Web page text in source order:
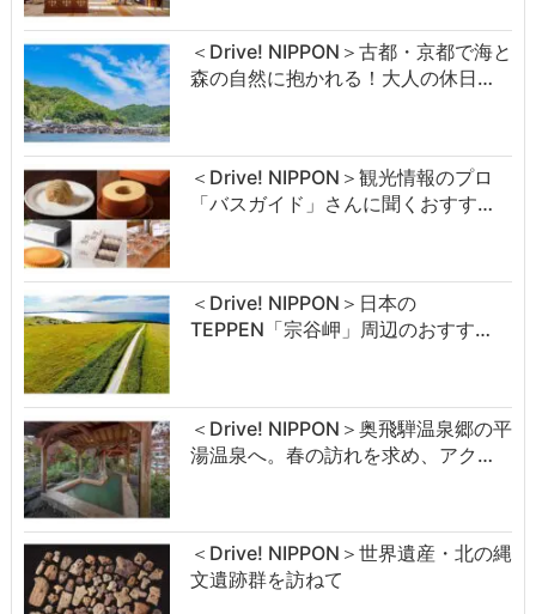
＜Drive! NIPPON＞古都・京都で海と
森の自然に抱かれる！大人の休日…
＜Drive! NIPPON＞観光情報のプロ
「バスガイド」さんに聞くおすす…
＜Drive! NIPPON＞日本の
TEPPEN「宗谷岬」周辺のおすす…
＜Drive! NIPPON＞奥飛騨温泉郷の平
湯温泉へ。春の訪れを求め、アク…
＜Drive! NIPPON＞世界遺産・北の縄
文遺跡群を訪ねて